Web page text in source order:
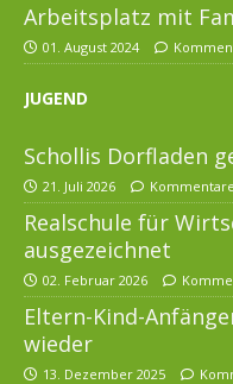
Arbeitsplatz mit
01. August 2024
JUGEND
Schollis Dorfladen
21. Juli 2026
Realschule für
ausgezeichnet
02. Februar 2026
Eltern-Kind-
wieder
13. Dezember 2025